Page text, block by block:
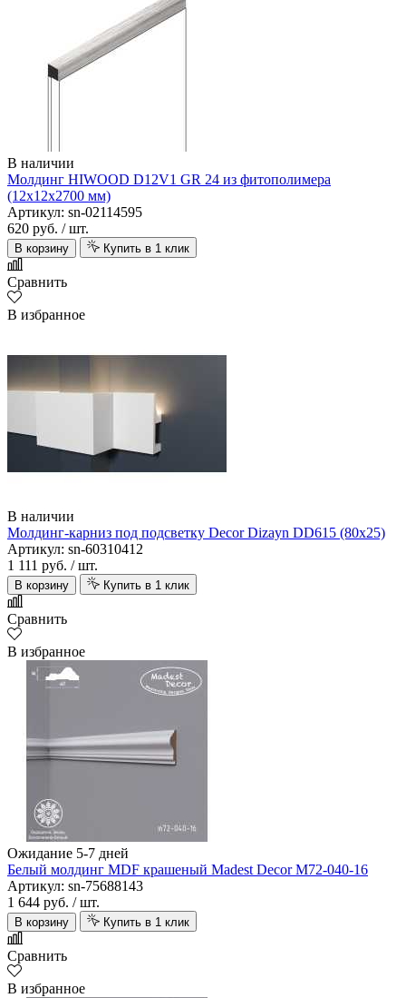
В наличии
Молдинг HIWOOD D12V1 GR 24 из фитополимера
(12х12х2700 мм)
Артикул: sn-02114595
620 руб. / шт.
В корзину Купить в 1 клик
Сравнить
В избранное
В наличии
Молдинг-карниз под подсветку Decor Dizayn DD615 (80х25)
Артикул: sn-60310412
1 111 руб. / шт.
В корзину Купить в 1 клик
Сравнить
В избранное
Ожидание 5-7 дней
Белый молдинг MDF крашеный Madest Decor M72-040-16
Артикул: sn-75688143
1 644 руб. / шт.
В корзину Купить в 1 клик
Сравнить
В избранное